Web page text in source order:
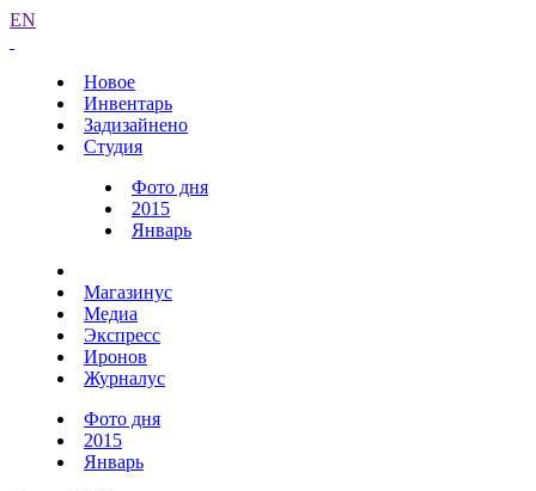
EN
Новое
Инвентарь
Задизайнено
Студия
Фото дня
2015
Январь
Магазинус
Медиа
Экспресс
Иронов
Журналус
Фото дня
2015
Январь